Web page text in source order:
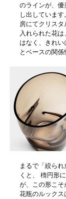
のラインが、
し出していま
房にてクリス
入れられた花
はなく、きれ
とベースの関係
まるで「絞ら
くと、 楕円形
が、この形こ
花瓶のルック